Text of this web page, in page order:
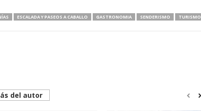
ESCALADA Y PASEOS A CABALLO GASTRONOMIA SENDERISMO TURISMO
del autor